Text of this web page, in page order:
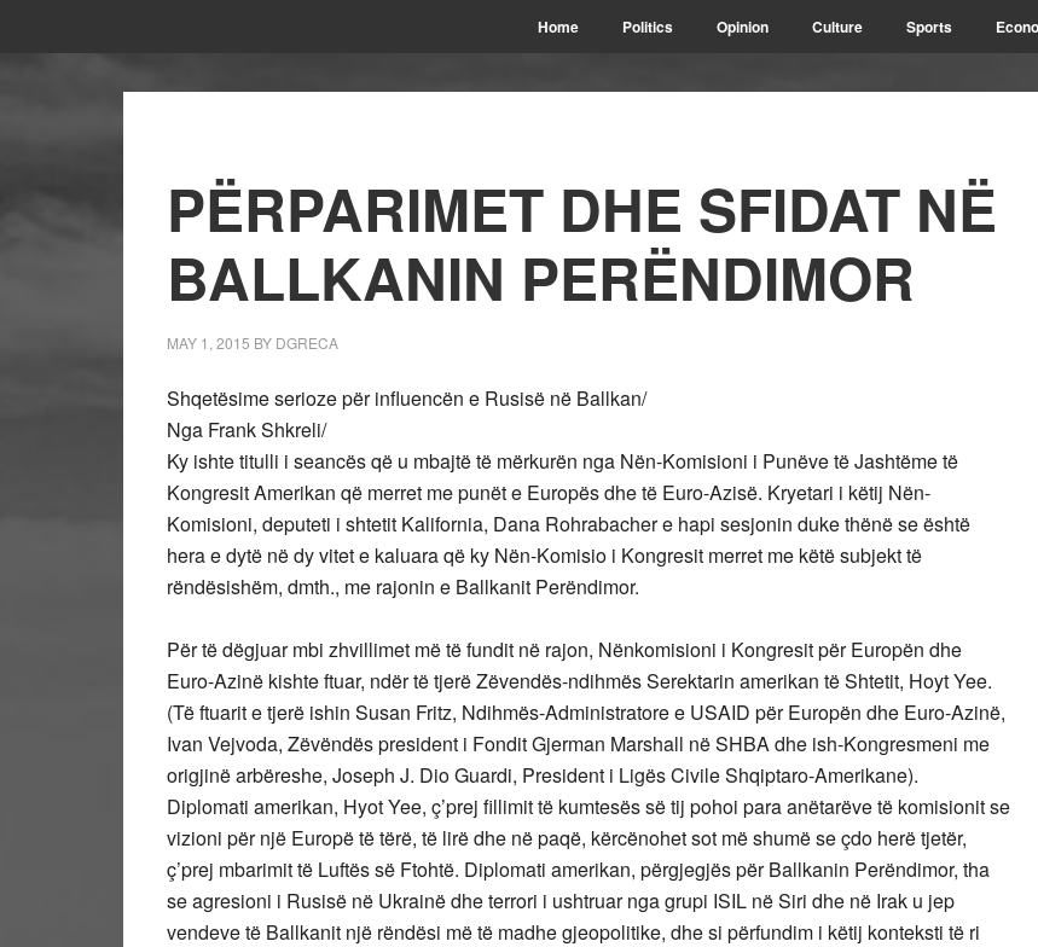
Home Politics Opinion Culture Sports
PËRPARIMET DHE SFIDAT NË
BALLKANIN PERËNDIMOR
MAY 1, 2015 BY DGRECA
Shqetësime serioze për influencën e Rusisë në Ballkan/
Nga Frank Shkreli/
Ky ishte titulli i seancës që u mbajtë të mërkurën nga Nën-Komisioni i Punëve të Jashtëme të
Kongresit Amerikan që merret me punët e Europës dhe të Euro-Azisë. Kryetari i këtij Nën-
Komisioni, deputeti i shtetit Kalifornia, Dana Rohrabacher e hapi sesjonin duke thënë se është
hera e dytë në dy vitet e kaluara që ky Nën-Komisio i Kongresit merret me këtë subjekt të
rëndësishëm, dmth., me rajonin e Ballkanit Perëndimor.
Për të dëgjuar mbi zhvillimet më të fundit në rajon, Nënkomisioni i Kongresit për Europën dhe
Euro-Azinë kishte ftuar, ndër të tjerë Zëvendës-ndihmës Serektarin amerikan të Shtetit, Hoyt Yee.
(Të ftuarit e tjerë ishin Susan Fritz, Ndihmës-Administratore e USAID për Europën dhe Euro-Azinë,
Ivan Vejvoda, Zëvëndës president i Fondit Gjerman Marshall në SHBA dhe ish-Kongresmeni me
origjinë arbëreshe, Joseph J. Dio Guardi, President i Ligës Civile Shqiptaro-Amerikane).
Diplomati amerikan, Hyot Yee, ç’prej fillimit të kumtesës së tij pohoi para anëtarëve të komisionit se
vizioni për një Europë të tërë, të lirë dhe në paqë, kërcënohet sot më shumë se çdo herë tjetër,
ç’prej mbarimit të Luftës së Ftohtë. Diplomati amerikan, përgjegjës për Ballkanin Perëndimor, tha
se agresioni i Rusisë në Ukrainë dhe terrori i ushtruar nga grupi ISIL në Siri dhe në Irak u jep
vendeve të Ballkanit një rëndësi më të madhe gjeopolitike, dhe si përfundim i këtij konteksti të ri